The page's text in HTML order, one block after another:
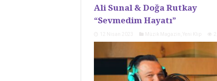
Ali Sunal & Doğa Rutkay
“Sevmedim Hayatı”